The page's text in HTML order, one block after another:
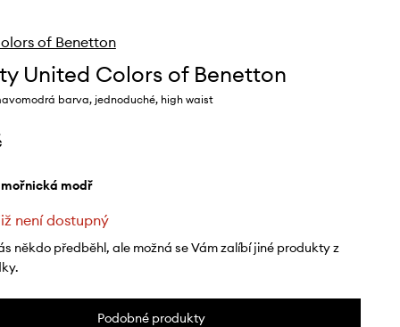
of Benetton
United Colors of Benetton
barva, jednoduché, high waist
modř
není dostupný
někdo předběhl, ale možná se Vám zalíbí jiné produkty z
Podobné produkty